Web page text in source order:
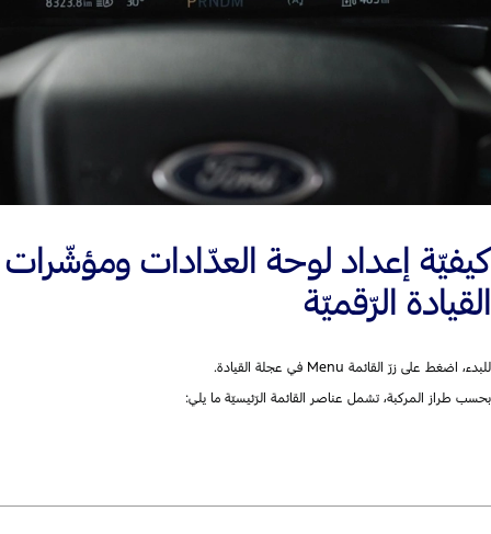
كيفيّة إعداد لوحة العدّادات ومؤشّرات
القيادة الرّقميّة
للبدء، اضغط على زرّ القائمة Menu في عجلة القيادة.
بحسب طراز المركبة، تشمل عناصر القائمة الرّئيسيّة ما يلي: